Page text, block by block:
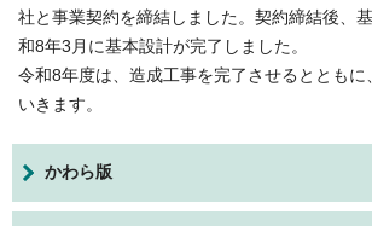
社と事業契約を締結しました。契約締結後、
和8年3月に基本設計が完了しました。
令和8年度は、造成工事を完了させるとともに
いきます。
かわら版